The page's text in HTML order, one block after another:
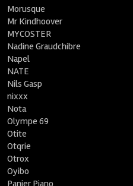
Morusque
Mr Kindhoover
MYCOSTER
Nadine Graudchibre
Napel
NATE
Nils Gasp
nixxx
Nota
Olympe 69
Otite
Otqrie
Otrox
Oyibo
Panier Piano